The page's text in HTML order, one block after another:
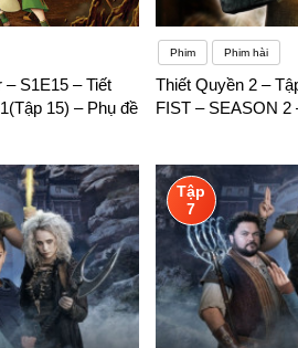
– S1E15 – Tiết
15) – Phụ đề
Phim Phim hài
Thiết Quyền 2 –
FIST – SEASON 2
Tập
7